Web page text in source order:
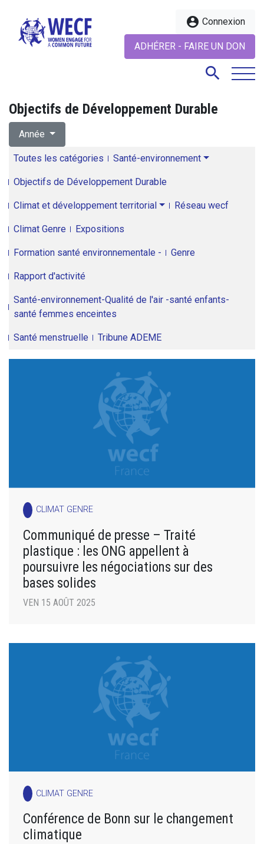
account_circle Connexion
ADHÉRER - FAIRE UN DON
search
Objectifs de Développement Durable
Année
Toutes les catégories Santé-environnement
Objectifs de Développement Durable
Climat et développement territorial Réseau wecf
Climat Genre Expositions
Formation santé environnementale - Genre
Rapport d'activité
Santé-environnement-Qualité de l'air -santé enfants-
santé femmes enceintes
Santé menstruelle Tribune ADEME
CLIMAT GENRE
Communiqué de presse – Traité
plastique : les ONG appellent à
poursuivre les négociations sur des
bases solides
VEN 15 AOÛT 2025
CLIMAT GENRE
Conférence de Bonn sur le changement
climatique